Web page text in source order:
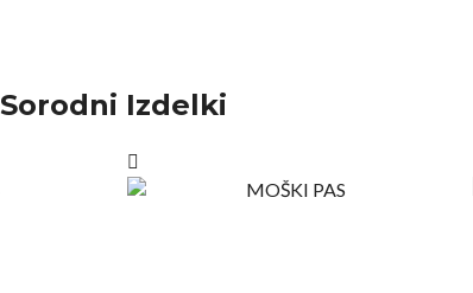
Sorodni Izdelki